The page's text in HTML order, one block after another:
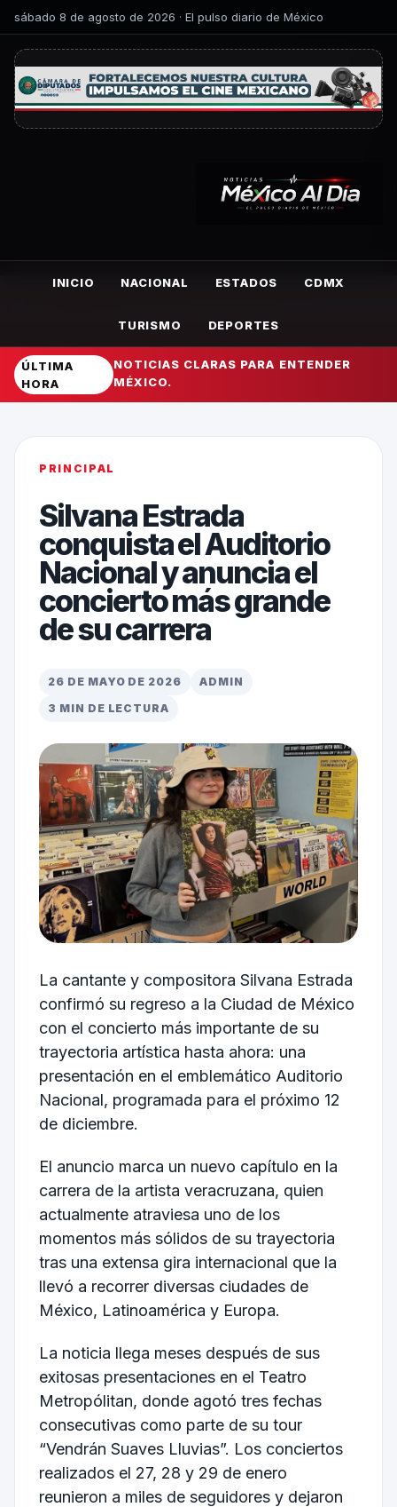
sábado 8 de agosto de 2026 · El pulso diario de México
INICIO NACIONAL ESTADOS CDMX
TURISMO DEPORTES
ÚLTIMA
HORA
NOTICIAS CLARAS PARA ENTENDER
MÉXICO.
PRINCIPAL
Silvana Estrada
conquista el Auditorio
Nacional y anuncia el
concierto más grande
de su carrera
26 DE MAYO DE 2026
ADMIN
3 MIN DE LECTURA
La cantante y compositora Silvana Estrada
confirmó su regreso a la Ciudad de México
con el concierto más importante de su
trayectoria artística hasta ahora: una
presentación en el emblemático Auditorio
Nacional, programada para el próximo 12
de diciembre.
El anuncio marca un nuevo capítulo en la
carrera de la artista veracruzana, quien
actualmente atraviesa uno de los
momentos más sólidos de su trayectoria
tras una extensa gira internacional que la
llevó a recorrer diversas ciudades de
México, Latinoamérica y Europa.
La noticia llega meses después de sus
exitosas presentaciones en el Teatro
Metropólitan, donde agotó tres fechas
consecutivas como parte de su tour
“Vendrán Suaves Lluvias”. Los conciertos
realizados el 27, 28 y 29 de enero
reunieron a miles de seguidores y dejaron